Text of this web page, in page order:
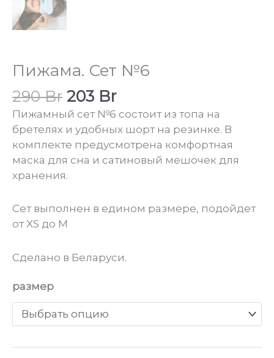
Пижама. Сет №6
290Br Первоначальная
цена
составляла
290 Br.
203 BrТекущая
цена:
203 Br.
Пижамный сет №6 состоит из топа на
бретелях и удобных шорт на резинке. В
комплекте предусмотрена комфортная
маска для сна и сатиновый мешочек для
хранения.
Сет выполнен в едином размере, подойдет
от XS до М
Сделано в Беларуси.
размер